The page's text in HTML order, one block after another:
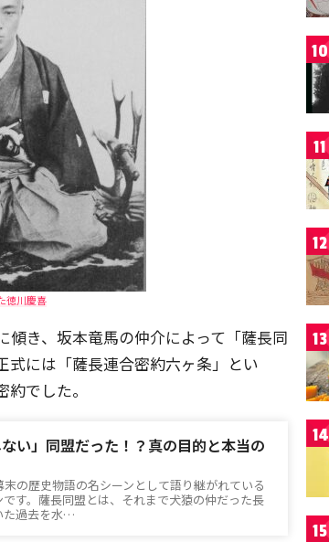
徳川慶喜
き、坂本竜馬の仲介によって「薩長同
式には「薩長連合密約六ヶ条」とい
でした。
い」同盟だった！？真の目的と本当の
末の歴史物語の名シーンとして語り継がれている
す。薩長同盟とは、それまで犬猿の仲だった長
た過去を水…
10
11
12
13
14
15